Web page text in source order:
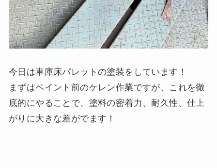
今日は車庫床パレットの塗装をしています！
まずはペイント前のケレン作業ですが、これを徹
底的にやることで、塗料の密着力、耐久性、仕上
がりに大きな差がでます！